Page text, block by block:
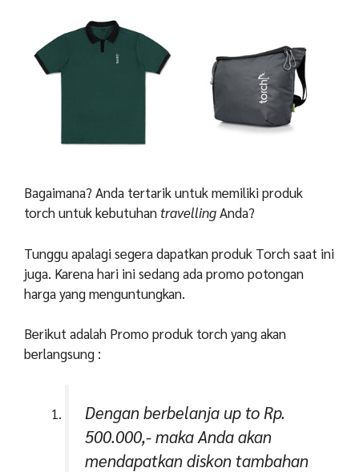
Bagaimana? Anda tertarik untuk memiliki produk
torch untuk kebutuhantravellingAnda?
Tunggu apalagi segera dapatkan produk Torch saat ini
juga. Karena hari ini sedang ada promo potongan
harga yang menguntungkan.
Berikut adalah Promo produk torch yang akan
berlangsung :
Dengan berbelanja up to Rp.
500.000,- maka Anda akan
mendapatkan diskon tambahan